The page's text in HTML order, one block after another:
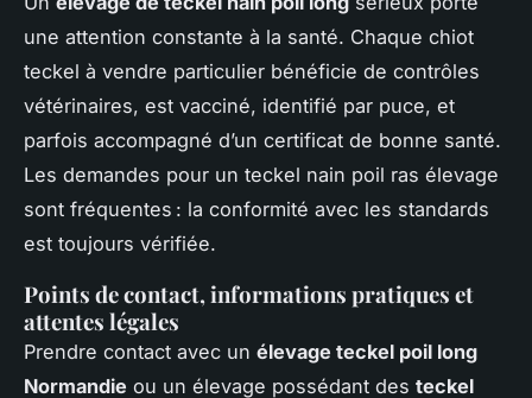
une attention constante à la santé. Chaque chiot
teckel à vendre particulier bénéficie de contrôles
vétérinaires, est vacciné, identifié par puce, et
parfois accompagné d’un certificat de bonne santé.
Les demandes pour un teckel nain poil ras élevage
sont fréquentes : la conformité avec les standards
est toujours vérifiée.
Points de contact, informations pratiques et
attentes légales
Prendre contact avec un élevage teckel poil long
Normandie ou un élevage possédant des teckel